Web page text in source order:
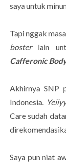
saya untuk
Tapi nggak
bosterlain
Cafferonic
Akhirnya SNP
Indonesia.
Care sudah
Saya pun niat